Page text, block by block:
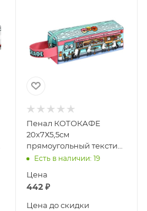
Пенал КОТОКАФЕ
20х7Х5,5см
прямоугольный текстиль
71962
Есть в наличии: 19
Цена
442₽
Цена до скидки